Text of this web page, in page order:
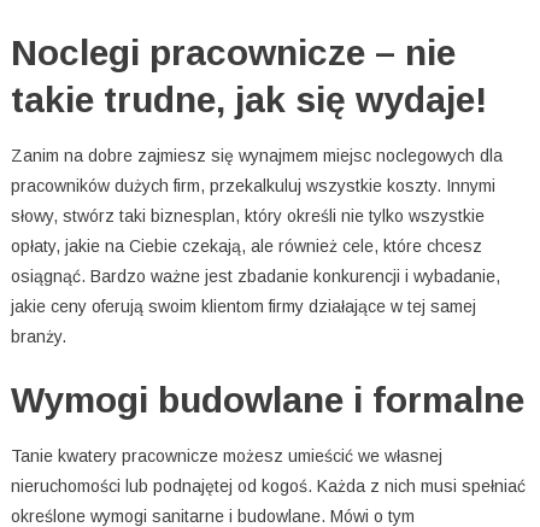
Noclegi pracownicze – nie
takie trudne, jak się wydaje!
Zanim na dobre zajmiesz się wynajmem miejsc noclegowych dla
pracowników dużych firm, przekalkuluj wszystkie koszty. Innymi
słowy, stwórz taki biznesplan, który określi nie tylko wszystkie
opłaty, jakie na Ciebie czekają, ale również cele, które chcesz
osiągnąć. Bardzo ważne jest zbadanie konkurencji i wybadanie,
jakie ceny oferują swoim klientom firmy działające w tej samej
branży.
Wymogi budowlane i formalne
Tanie kwatery pracownicze możesz umieścić we własnej
nieruchomości lub podnajętej od kogoś. Każda z nich musi spełniać
określone wymogi sanitarne i budowlane. Mówi o tym